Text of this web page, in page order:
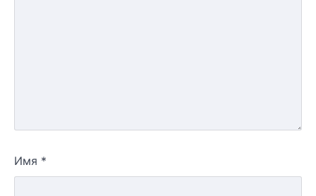
Имя *